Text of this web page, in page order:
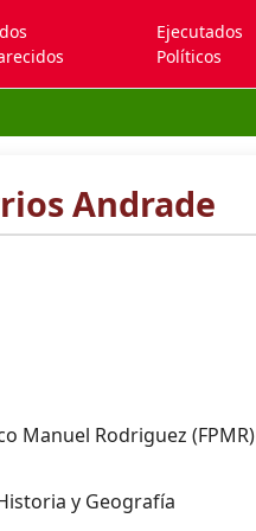
Ejecutados
Políticos
Andrade
Manuel Rodriguez (FPMR)
y Geografía